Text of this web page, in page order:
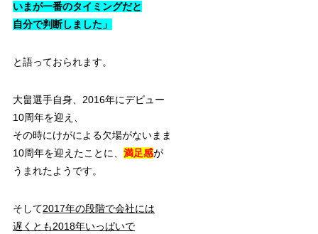
いまが一番のタイミングだと
自分で判断しました」
と語っておられます。
大畠選手自身、2016年にデビュー
10周年を迎え、
その時にけがによる欠場がないまま
10周年を迎えたことに、 満足感が
うまれたようです。
そして2017年の段階で会社には
遅くとも2018年いっぱいで